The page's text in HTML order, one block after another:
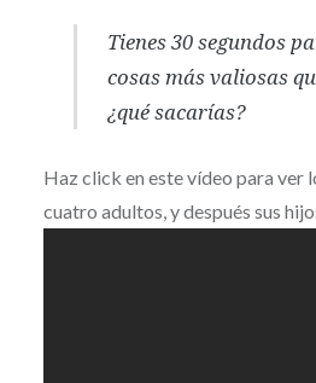
Tienes 30 segundos
cosas más valiosas
¿qué sacarías?
Haz click en este vídeo para ver
cuatro adultos, y después sus